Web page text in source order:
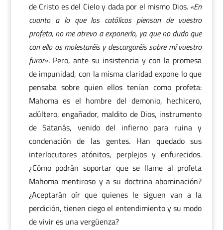
de Cristo es del Cielo y dada por el mismo Dios. «En
cuanto a lo que los católicos piensan de vuestro
profeta, no me atrevo a exponerlo, ya que no dudo que
con ello os molestaréis y descargaréis sobre mí vuestro
furor». Pero, ante su insistencia y con la promesa
de impunidad, con la misma claridad expone lo que
pensaba sobre quien ellos tenían como profeta:
Mahoma es el hombre del demonio, hechicero,
adúltero, engañador, maldito de Dios, instrumento
de Satanás, venido del infierno para ruina y
condenación de las gentes. Han quedado sus
interlocutores atónitos, perplejos y enfurecidos.
¿Cómo podrán soportar que se llame al profeta
Mahoma mentiroso y a su doctrina abominación?
¿Aceptarán oír que quienes le siguen van a la
perdición, tienen ciego el entendimiento y su modo
de vivir es una vergüenza?